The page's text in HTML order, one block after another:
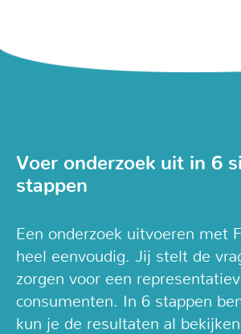
Voer onderzoek uit in 6
stappen
Een onderzoek uitvoeren met
heel eenvoudig. Jij stelt de
zorgen voor een
consumenten. In 6 stappen
kun je de resultaten al